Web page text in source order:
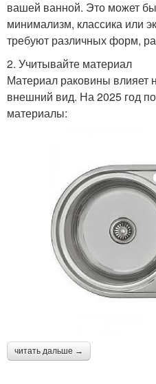
вашей ванной. Это может
минимализм, классика или
требуют различных форм,
2. Учитывайте материал
Материал раковины влияет
внешний вид. На 2025 год
материалы:
читать дальше →